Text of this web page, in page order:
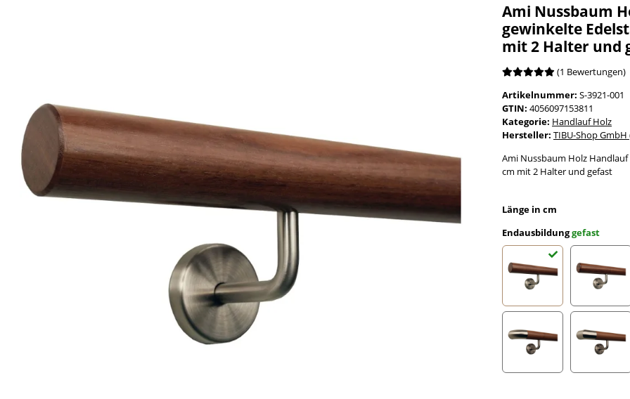
Ami Nussbaum
gewinkelte
mit 2 Halter und
(1 Bewertungen)
Artikelnummer: S-3921-001
GTIN: 4056097153811
Kategorie: Handlauf Holz
Hersteller: TIBU-Shop
Ami Nussbaum Holz
cm mit 2 Halter und gefast
Länge in cm
Endausbildunggefast
gefast